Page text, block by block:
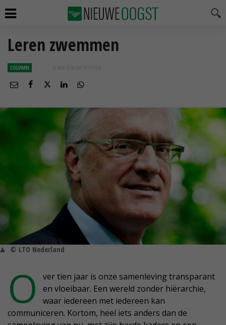
Leren zwemmen
COLUMN 16 MAA 2016 OM 17:07
© LTO Nederland
O
ver tien jaar is onze samenleving transparant
en vloeibaar. Een wereld zonder hiërarchie,
waar iedereen met iedereen kan
communiceren. Kortom, heel iets anders dan de